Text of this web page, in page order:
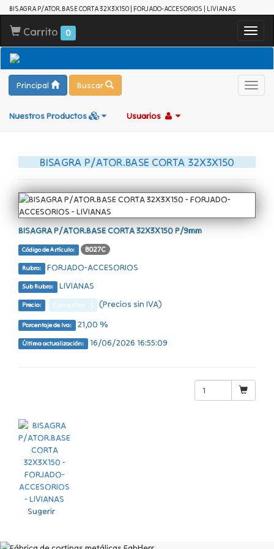
BISAGRA P/ATOR.BASE CORTA 32X3X150 | FORJADO-ACCESORIOS | LIVIANAS
Carrito 0
Principal Buscar
Nuestros Productos Usuarios
BISAGRA P/ATOR.BASE CORTA 32X3X150
BISAGRA P/ATOR.BASE CORTA 32X3X150 P/9mm
Código de Artículo: B027C
Rubro: FORJADO-ACCESORIOS
Sub Rubro: LIVIANAS
Precio: Consultar $ (Precios sin IVA)
Porcentaje de Iva: 21,00 %
Última actualización: 16/06/2026 16:55:09
Sugerir